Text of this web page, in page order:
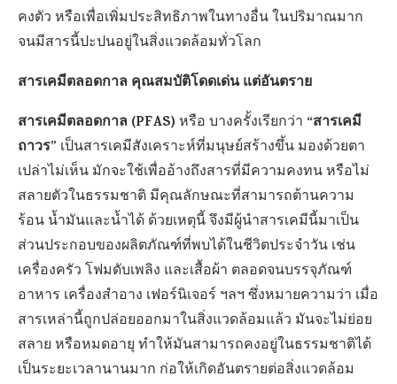
คงตัว หรือเพื่อเพิ่มประสิทธิภาพในทางอื่น ในปริมาณมาก
จนมีสารนี้ปะปนอยู่ในสิ่งแวดล้อมทั่วโลก
สารเคมีตลอดกาล คุณสมบัติโดดเด่น แต่อันตราย
สารเคมีตลอดกาล (PFAS) หรือ บางครั้งเรียกว่า “สารเคมี
ถาวร” เป็นสารเคมีสังเคราะห์ที่มนุษย์สร้างขึ้น มองด้วยตา
เปล่าไม่เห็น มักจะใช้เพื่ออ้างถึงสารที่มีความคงทน หรือไม่
สลายตัวในธรรมชาติ มีคุณลักษณะที่สามารถต้านความ
ร้อน น้ำมันและน้ำได้ ด้วยเหตุนี้ จึงมีผู้นำสารเคมีนี้มาเป็น
ส่วนประกอบของผลิตภัณฑ์ที่พบได้ในชีวิตประจำวัน เช่น
เครื่องครัว โฟมดับเพลิง และเสื้อผ้า ตลอดจนบรรจุภัณฑ์
อาหาร เครื่องสำอาง เฟอร์นิเจอร์ ฯลฯ ซึ่งหมายความว่า เมื่อ
สารเหล่านี้ถูกปล่อยออกมาในสิ่งแวดล้อมแล้ว มันจะไม่ย่อย
สลาย หรือหมดอายุ ทำให้มันสามารถคงอยู่ในธรรมชาติได้
เป็นระยะเวลานานมาก ก่อให้เกิดอันตรายต่อสิ่งแวดล้อม